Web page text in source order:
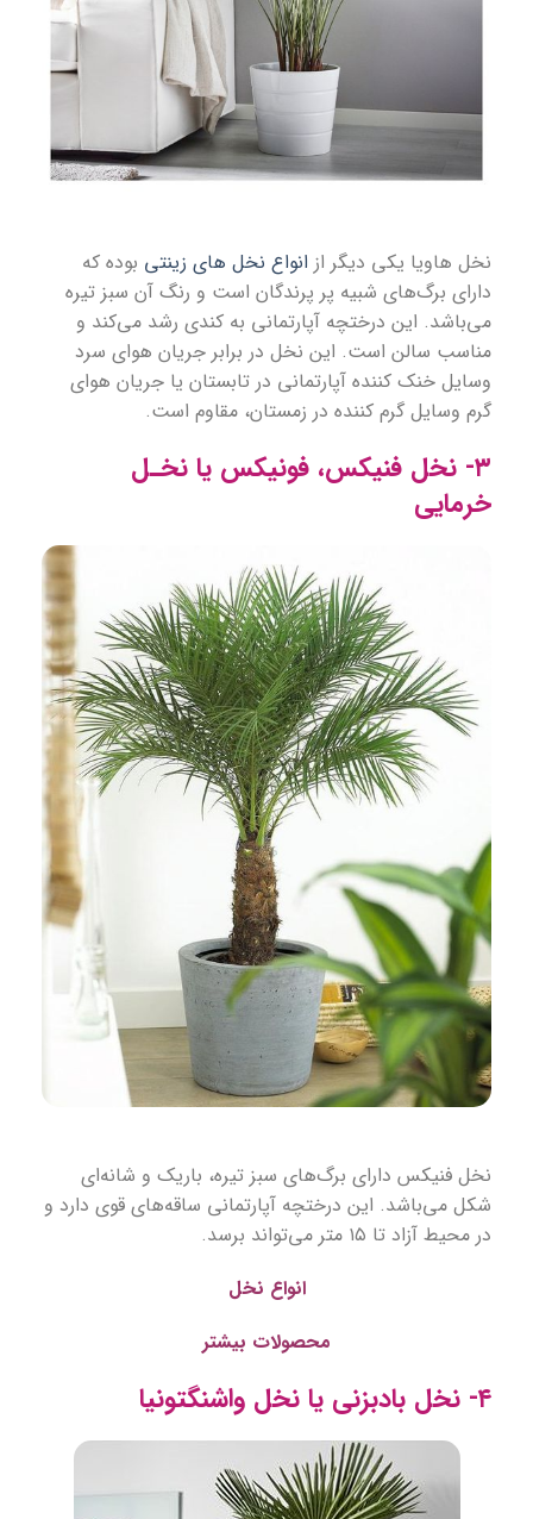
نخل هاویا یکی دیگر از انواع نخل های زینتی بوده که
دارای برگ‌های شبیه پر پرندگان است و رنگ آن سبز تیره
می‌باشد. این درختچه آپارتمانی به کندی رشد می‌کند و
مناسب سالن است. این نخل در برابر جریان هوای سرد
وسایل خنک کننده آپارتمانی در تابستان یا جریان هوای
گرم وسایل گرم کننده در زمستان، مقاوم است.
۳- نخل فنیکس، فونیکس یا نخـل
خرمایی
نخل فنیکس دارای برگ‌های سبز تیره، باریک و شانه‌ای
شکل می‌باشد. این درختچه آپارتمانی ساقه‌های قوی دارد و
در محیط آزاد تا ۱۵ متر می‌تواند برسد.
انواع نخل
محصولات بیشتر
۴- نخل بادبزنی یا نخل واشنگتونیا